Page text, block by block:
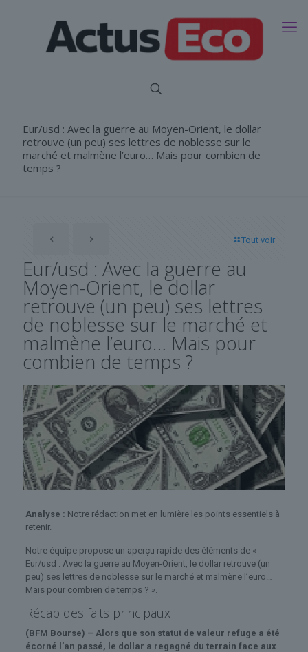
Eur/usd : Avec la guerre au Moyen-Orient, le dollar
retrouve (un peu) ses lettres de noblesse sur le
marché et malmène l’euro… Mais pour combien de
temps ?
Tout voir
Eur/usd : Avec la guerre au
Moyen-Orient, le dollar
retrouve (un peu) ses lettres
de noblesse sur le marché et
malmène l’euro… Mais pour
combien de temps ?
Analyse : Notre rédaction met en lumière les points essentiels à
retenir.
Notre équipe propose un aperçu rapide des éléments de «
Eur/usd : Avec la guerre au Moyen-Orient, le dollar retrouve (un
peu) ses lettres de noblesse sur le marché et malmène l’euro…
Mais pour combien de temps ? ».
Récap des faits principaux
(BFM Bourse) – Alors que son statut de valeur refuge a été
écorné l’an passé, le dollar a regagné du terrain face aux